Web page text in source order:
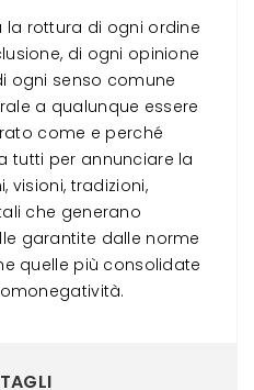
la rottura di ogni ordine
di ogni opinione
ogni senso comune
a qualunque essere
come e perché
tutti per annunciare la
visioni, tradizioni,
che generano
garantite dalle norme
quelle più consolidate